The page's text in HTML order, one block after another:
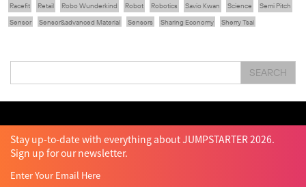
Racefit
Retail Robo Wunderkind Robot Robotics Savio Kwan Science
Semi Pitch
Sensor
Sensor&advanced Material Sensors Sharing Economy
Sherry Tsai
Vr
嚴震銘
夢想本應翺翔 智慧城市 林亮 楊聖武 機械人技術 盛智文 總決賽
蔡曉慧
SEARCH
Stay up-to-date with everything about JUMPSTARTER 2026.
Sign up for our newsletter.